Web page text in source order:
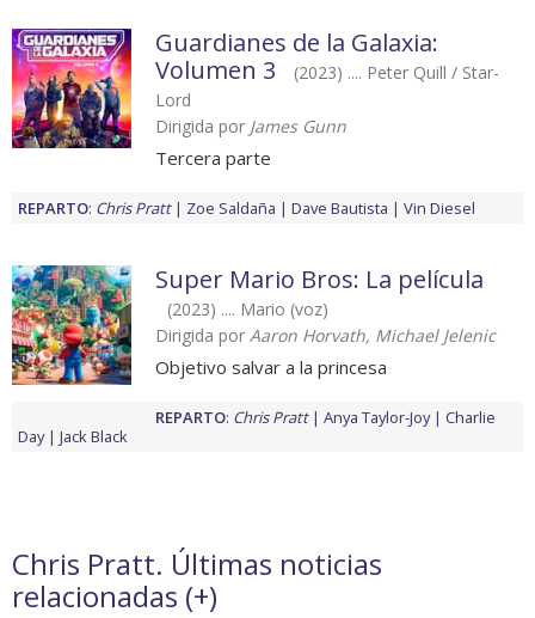
Guardianes de la Galaxia:
Volumen 3
(2023) .... Peter Quill / Star-
Lord
Dirigida por James Gunn
Tercera parte
REPARTO: Chris Pratt Zoe Saldaña Dave Bautista Vin Diesel
Super Mario Bros: La película
(2023) .... Mario (voz)
Dirigida por Aaron Horvath, Michael Jelenic
Objetivo salvar a la princesa
REPARTO: Chris Pratt Anya Taylor-Joy
Charlie
Day
Jack Black
Chris Pratt. Últimas noticias
relacionadas (+)